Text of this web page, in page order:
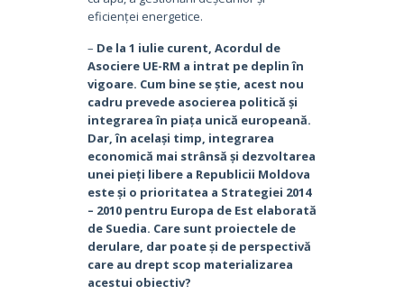
eficienței energetice.
– De la 1 iulie curent, Acordul de
Asociere UE-RM a intrat pe deplin în
vigoare. Cum bine se știe, acest nou
cadru prevede asocierea politică și
integrarea în piața unică europeană.
Dar, în același timp, integrarea
economică mai strânsă și dezvoltarea
unei pieți libere a Republicii Moldova
este și o prioritatea a Strategiei 2014
– 2010 pentru Europa de Est elaborată
de Suedia. Care sunt proiectele de
derulare, dar poate și de perspectivă
care au drept scop materializarea
acestui obiectiv?